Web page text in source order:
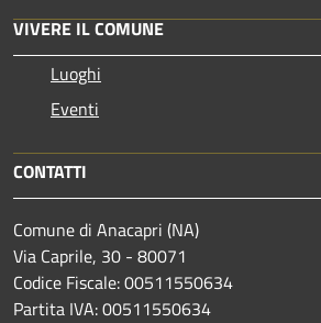
VIVERE IL COMUNE
Luoghi
Eventi
CONTATTI
Comune di Anacapri (NA)
Via Caprile, 30 - 80071
Codice Fiscale: 00511550634
Partita IVA: 00511550634